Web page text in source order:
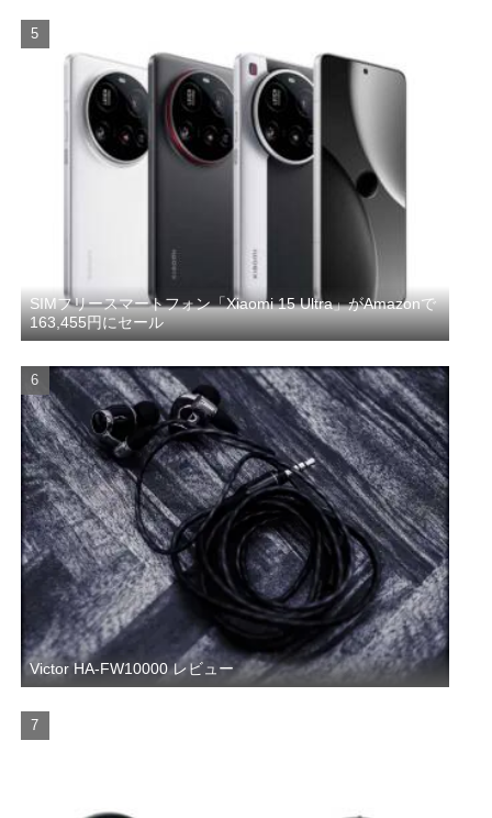
SIMフリースマートフォン「Xiaomi 15 Ultra」がAmazonで
163,455円にセール
Victor HA-FW10000 レビュー